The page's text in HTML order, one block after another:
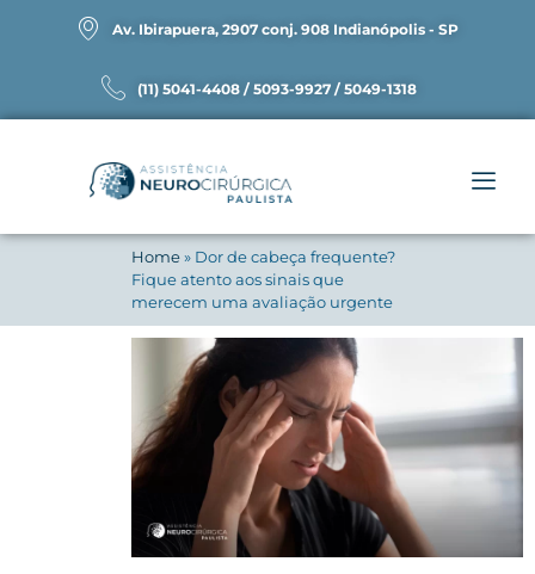
Av. Ibirapuera, 2907 conj. 908 Indianópolis - SP
(11) 5041-4408 / 5093-9927 / 5049-1318
Home» Dor de cabeça frequente?
Fique atento aos sinais que
merecem uma avaliação urgente